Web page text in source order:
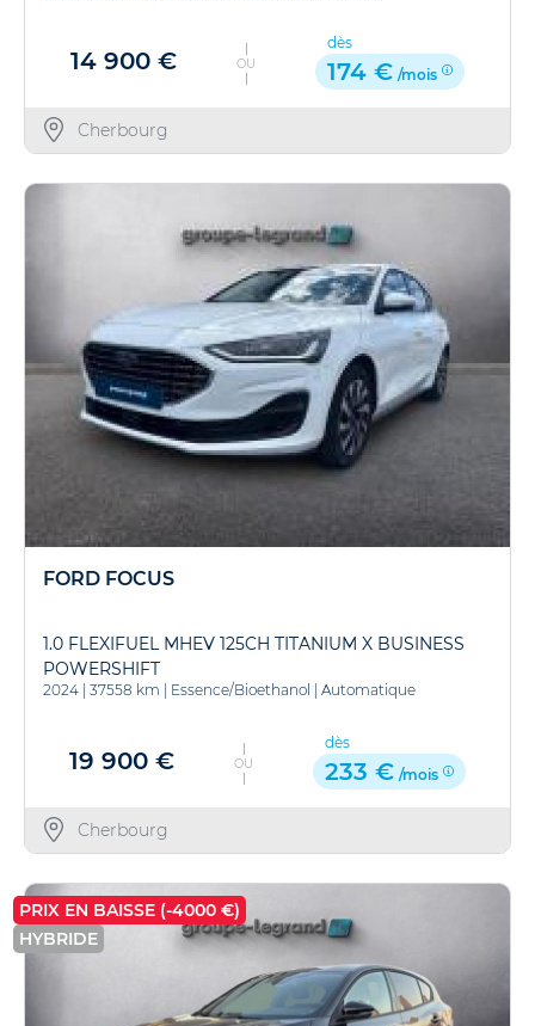
14 900 € OU
dès
174 € /mois
Cherbourg
FORD FOCUS
1.0 FLEXIFUEL MHEV 125CH TITANIUM X BUSINESS
POWERSHIFT
2024 37558 km Essence/Bioethanol Automatique
19 900 € OU
dès
233 € /mois
Cherbourg
PRIX EN BAISSE (-4000 €)
HYBRIDE